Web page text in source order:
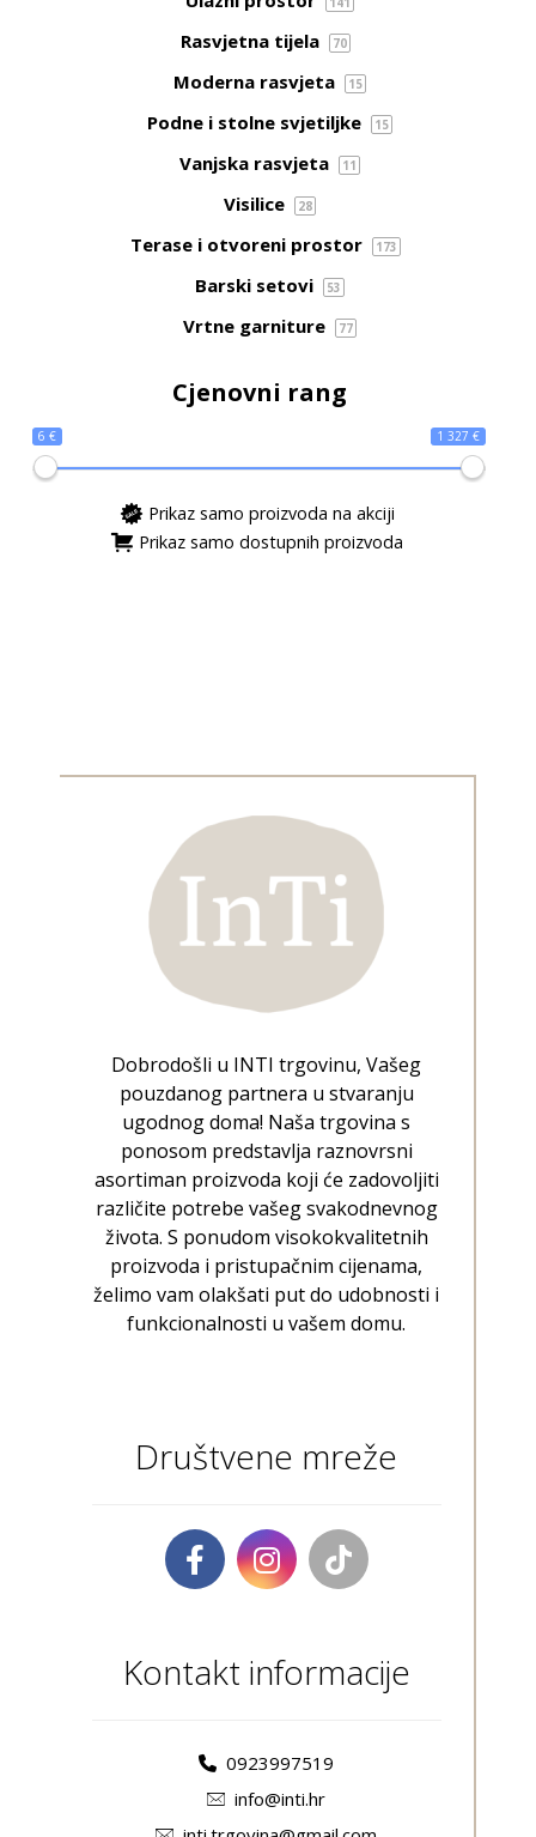
Rasvjetna tijela 70
Moderna rasvjeta 15
Podne i stolne svjetiljke 15
Vanjska rasvjeta 11
Visilice 28
Terase i otvoreni prostor 173
Barski setovi 53
Vrtne garniture 77
Cjenovni rang
6 € 1 327 €
Prikaz samo proizvoda na akciji
Prikaz samo dostupnih proizvoda
Dobrodošli u INTI trgovinu, Vašeg
pouzdanog partnera u stvaranju
ugodnog doma! Naša trgovina s
ponosom predstavlja raznovrsni
asortiman proizvoda koji će zadovoljiti
različite potrebe vašeg svakodnevnog
života. S ponudom visokokvalitetnih
proizvoda i pristupačnim cijenama,
želimo vam olakšati put do udobnosti i
funkcionalnosti u vašem domu.
Društvene mreže
Kontakt informacije
0923997519
info@inti.hr